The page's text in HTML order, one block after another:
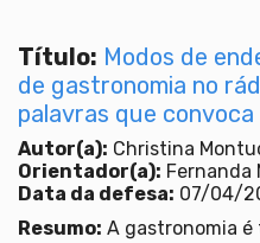
Título: Modos de
de gastronomia no
palavras que
Autor(a): Christina
Orientador(a): Fernanda
Data da defesa: 07/04/
Resumo: A gastronomia